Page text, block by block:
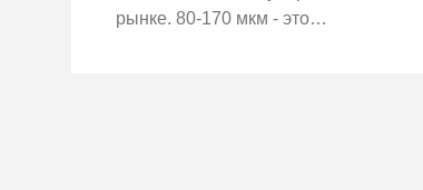
рынке. 80-170 мкм - это